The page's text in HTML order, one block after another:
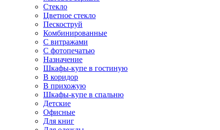
Стекло
Цветное стекло
Пескоструй
Комбинированные
С витражами
С фотопечатью
Назначение
Шкафы-купе в гостиную
В коридор
В прихожую
Шкафы-купе в спальню
Детские
Офисные
Для книг